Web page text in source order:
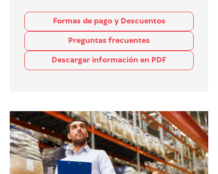
Formas de pago y Descuentos
Preguntas frecuentes
Descargar información en PDF